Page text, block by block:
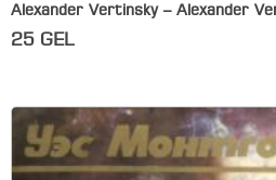
Alexander Vertinsky – Alexander
25 GEL